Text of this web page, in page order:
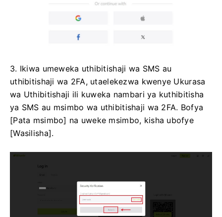
3. Ikiwa umeweka uthibitishaji wa SMS au
uthibitishaji wa 2FA, utaelekezwa kwenye Ukurasa
wa Uthibitishaji ili kuweka nambari ya kuthibitisha
ya SMS au msimbo wa uthibitishaji wa 2FA. Bofya
[Pata msimbo] na uweke msimbo, kisha ubofye
[Wasilisha].